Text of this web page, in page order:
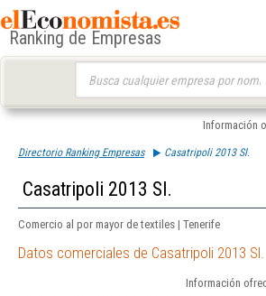
Ranking de Empresas
Información
Directorio Ranking Empresas Casatripoli 2013 Sl.
Casatripoli 2013 Sl.
Comercio al por mayor de textiles | Tenerife
Datos comerciales de Casatripoli 2013 Sl.
Información